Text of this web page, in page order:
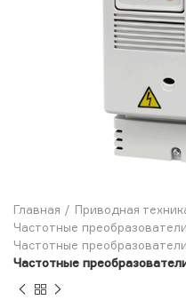
Главная
Приводная
Частотные преобразователи
Частотные
Частотные